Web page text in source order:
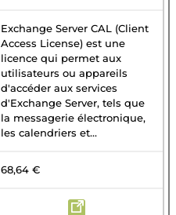
Exchange Server CAL (Client
Access License) est une
licence qui permet aux
utilisateurs ou appareils
d'accéder aux services
d'Exchange Server, tels que
la messagerie électronique,
les calendriers et...
68,64 €